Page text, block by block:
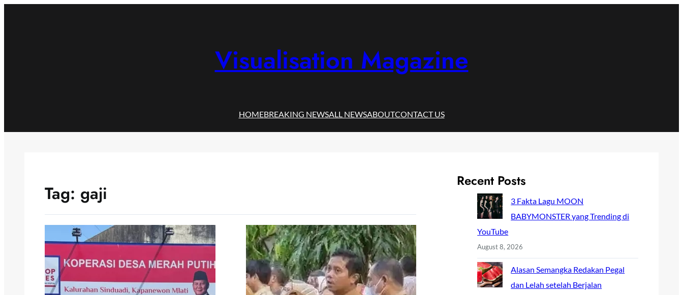
Visualisation Magazine
HOMEBREAKING NEWSALL NEWSABOUTCONTACT US
Tag: gaji
Recent Posts
3 Fakta Lagu MOON
BABYMONSTER yang Trending di
YouTube
August 8, 2026
Alasan Semangka Redakan Pegal
dan Lelah setelah Berjalan